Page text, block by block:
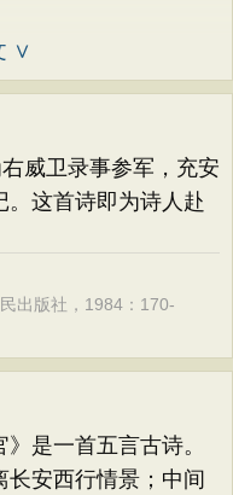
∨
威卫录事参军，充安
这首诗即为诗人赴
出版社，1984：170-
是一首五言古诗。
安西行情景；中间